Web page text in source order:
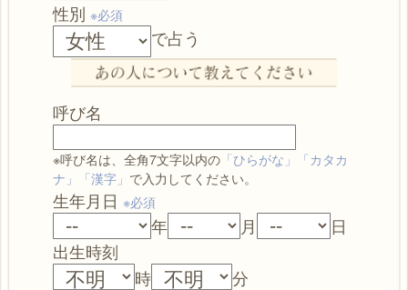
性別 ※必須
で占う
呼び名
※呼び名は、全角7文字以内の 「ひらがな」「カタカ
ナ」「漢字」 で入力してください。
生年月日 ※必須
年 月
日
出生時刻
時
分